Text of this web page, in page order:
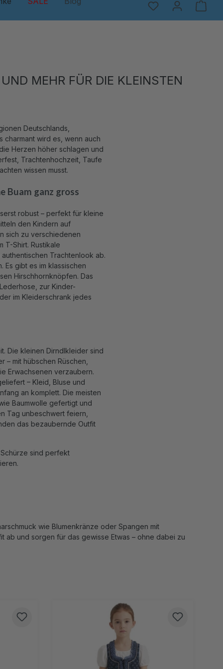
MEHR FÜR DIE KLEINSTEN
Deutschlands,
wird es, wenn auch
Herzen höher schlagen und
Trachtenhochzeit, Taufe
wissen musst.
Buam ganz gross
robust – perfekt für kleine
den Kindern auf
sich zu verschiedenen
T-Shirt. Rustikale
Trachtenlook ab.
Es gibt es im klassischen
Hirschhornknöpfen. Das
zur Kinder-
im Kleiderschrank jedes
Die kleinen Dirndlkleider sind
mit hübschen Rüschen,
Erwachsenen verzaubern.
– Kleid, Bluse und
an komplett. Die meisten
Baumwolle gefertigt und
Tag unbeschwert feiern,
das bezaubernde Outfit
sind perfekt
wie Blumenkränze oder Spangen mit
ab und sorgen für das gewisse Etwas – ohne dabei zu